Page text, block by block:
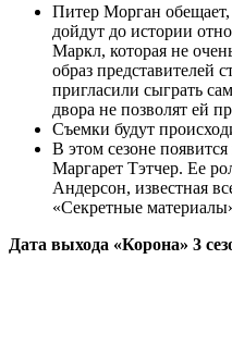
Питер Морган обещает,
дойдут до истории
Маркл, которая не
образ представителей
пригласили сыграть
двора не позволят ей
Съемки будут
В этом сезоне
Маргарет Тэтчер. Ее
Андерсон, известная
«Секретные
Дата выхода «Корона» 3